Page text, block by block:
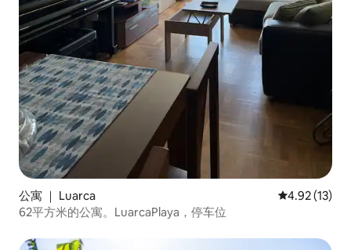
公寓 ｜ Luarca 平均评分
4.92 (13)
62平方米的公寓。LuarcaPlaya，停车位